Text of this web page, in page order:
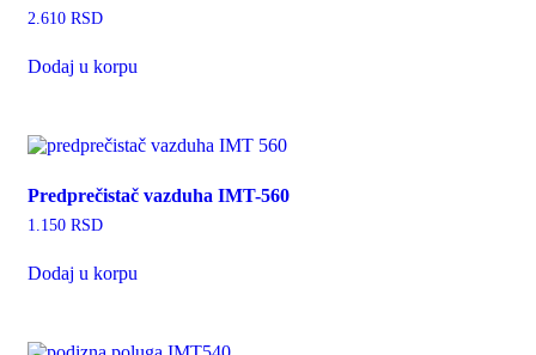
2.610 RSD
Dodaj u korpu
Predprečistač vazduha IMT-560
1.150 RSD
Dodaj u korpu